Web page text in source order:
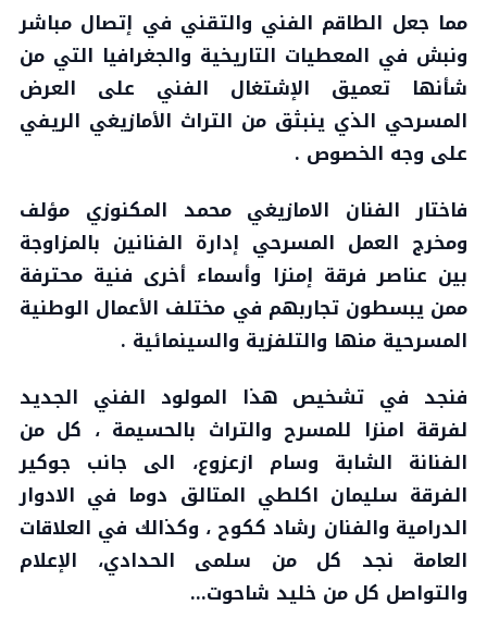
مما جعل الطاقم الفني والتقني في إتصال مباشر
ونبش في المعطيات التاريخية والجغرافيا التي من
شأنها تعميق الإشتغال الفني على العرض
المسرحي الذي ينبثق من التراث الأمازيغي الريفي
على وجه الخصوص .
فاختار الفنان الامازيغي محمد المكنوزي مؤلف
ومخرج العمل المسرحي إدارة الفنانين بالمزاوجة
بين عناصر فرقة إمنزا وأسماء أخرى فنية محترفة
ممن يبسطون تجاربهم في مختلف الأعمال الوطنية
المسرحية منها والتلفزية والسينمائية .
فنجد في تشخيص هذا المولود الفني الجديد
لفرقة امنزا للمسرح والتراث بالحسيمة ، كل من
الفنانة الشابة وسام ازعزوع، الى جانب جوكير
الفرقة سليمان اكلطي المتالق دوما في الادوار
الدرامية والفنان رشاد ككوح ، وكذالك في العلاقات
العامة نجد كل من سلمى الحدادي، الإعلام
والتواصل كل من خليد شاحوت…